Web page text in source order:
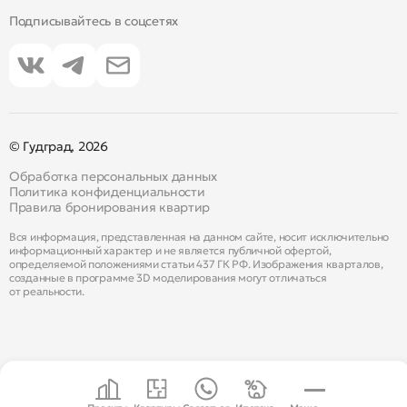
Подписывайтесь в соцсетях
© Гудград, 2026
Обработка персональных данных
Политика конфиденциальности
Правила бронирования квартир
Вся информация, представленная на данном сайте, носит исключительно
информационный характер и не является публичной офертой,
определяемой положениями статьи 437 ГК РФ. Изображения кварталов,
созданные в программе 3D моделирования могут отличаться
от реальности.